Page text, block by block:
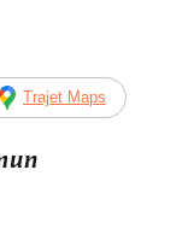
Trajet Maps